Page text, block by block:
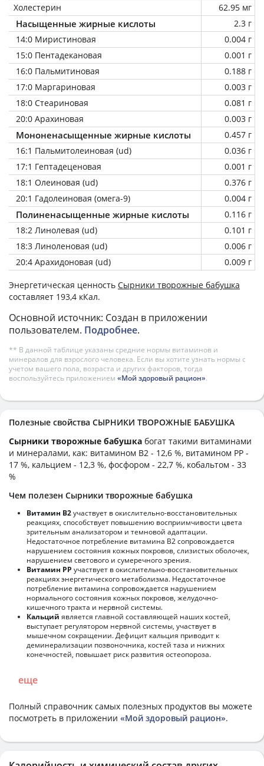
Холестерин 62.95 мг
Насыщенные жирные кислоты
2.3 г
14:0 Миристиновая
0.004 г
15:0 Пентадекановая
0.001 г
16:0 Пальмитиновая
0.188 г
17:0 Маргариновая
0.003 г
18:0 Стеариновая
0.081 г
20:0 Арахиновая
0.003 г
Мононенасыщенные жирные кислоты
0.457 г
16:1 Пальмитолеиновая (ud)
0.036 г
17:1 Гептадеценовая
0.001 г
18:1 Олеиновая (ud)
0.376 г
20:1 Гадолеиновая (омега-9)
0.004 г
Полиненасыщенные жирные кислоты
0.116 г
18:2 Линолевая (ud)
0.101 г
18:3 Линоленовая (ud)
0.006 г
20:4 Арахидоновая (ud)
0.009 г
Энергетическая ценность Сырники творожные бабушка
составляет 193,4 кКал.
Основной источник: Создан в приложении
пользователем. Подробнее.
** В данной таблице указаны средние нормы витаминов и
минералов для взрослого человека. Если вы хотите узнать нормы с
учетом вашего пола, возраста и других факторов, тогда
воспользуйтесь приложением «Мой здоровый рацион».
Полезные свойства СЫРНИКИ ТВОРОЖНЫЕ БАБУШКА
Сырники творожные бабушка богат такими витаминами
и минералами, как: витамином B2 - 12,6 %, витамином PP -
17 %, кальцием - 12,3 %, фосфором - 22,7 %, кобальтом - 33
%
Чем полезен Сырники творожные бабушка
Витамин В2участвует в окислительно-восстановительных
реакциях, способствует повышению восприимчивости цвета
зрительным анализатором и темновой адаптации.
Недостаточное потребление витамина В2 сопровождается
нарушением состояния кожных покровов, слизистых оболочек,
нарушением светового и сумеречного зрения.
Витамин РР участвует в окислительно-восстановительных
реакциях энергетического метаболизма. Недостаточное
потребление витамина сопровождается нарушением
нормального состояния кожных покровов, желудочно-
кишечного тракта и нервной системы.
Кальций является главной составляющей наших костей,
выступает регулятором нервной системы, участвует в
мышечном сокращении. Дефицит кальция приводит к
деминерализации позвоночника, костей таза и нижних
конечностей, повышает риск развития остеопороза.
еще
Полный справочник самых полезных продуктов вы можете
посмотреть в приложении «Мой здоровый рацион».